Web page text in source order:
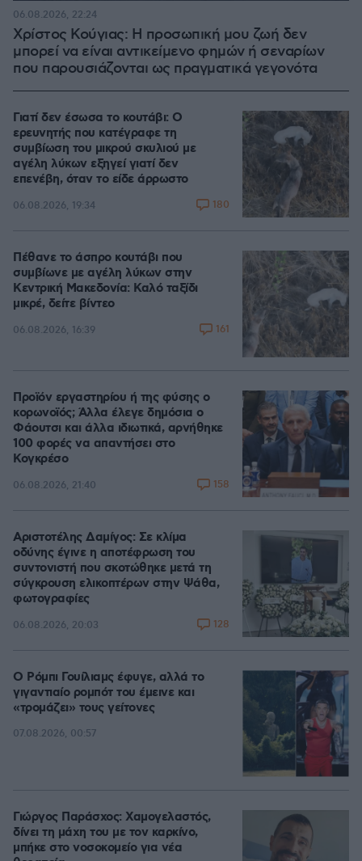
Χρίστος Κούγιας: Η προσωπική μου ζωή δεν
μπορεί να είναι αντικείμενο φημών ή σεναρίων
που παρουσιάζονται ως πραγματικά γεγονότα
06.08.2026, 22:24
Γιατί δεν έσωσα το κουτάβι: Ο
ερευνητής που κατέγραφε τη
συμβίωση του μικρού σκυλιού με
αγέλη λύκων εξηγεί γιατί δεν
επενέβη, όταν το είδε άρρωστο
06.08.2026, 19:34 180
Πέθανε το άσπρο κουτάβι που
συμβίωνε με αγέλη λύκων στην
Κεντρική Μακεδονία: Καλό ταξίδι
μικρέ, δείτε βίντεο
06.08.2026, 16:39 161
Προϊόν εργαστηρίου ή της φύσης ο
κορωνοϊός; Άλλα έλεγε δημόσια ο
Φάουτσι και άλλα ιδιωτικά, αρνήθηκε
100 φορές να απαντήσει στο
Κογκρέσο
06.08.2026, 21:40 158
Αριστοτέλης Δαμίγος: Σε κλίμα
οδύνης έγινε η αποτέφρωση του
συντονιστή που σκοτώθηκε μετά τη
σύγκρουση ελικοπτέρων στην Ψάθα,
φωτογραφίες
06.08.2026, 20:03 128
Ο Ρόμπι Γουίλιαμς έφυγε, αλλά το
γιγαντιαίο ρομπότ του έμεινε και
«τρομάζει» τους γείτονες
07.08.2026, 00:57
Γιώργος Παράσχος: Χαμογελαστός,
δίνει τη μάχη του με τον καρκίνο,
μπήκε στο νοσοκομείο για νέα